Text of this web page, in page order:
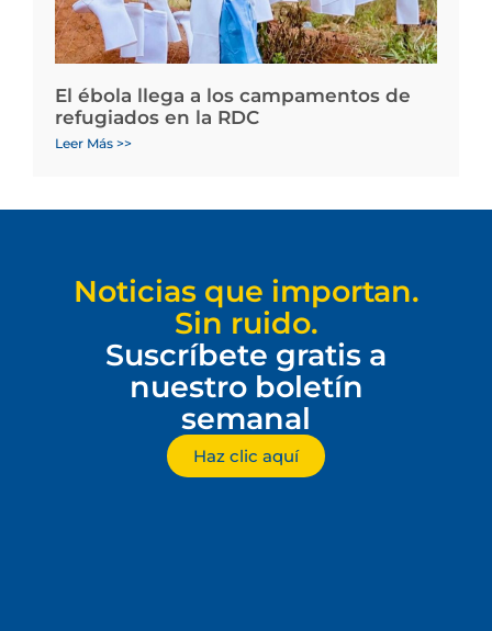
El ébola llega a los campamentos de
refugiados en la RDC
Leer Más >>
Noticias que importan.
Sin ruido.
Suscríbete gratis a
nuestro boletín
semanal
Haz clic aquí